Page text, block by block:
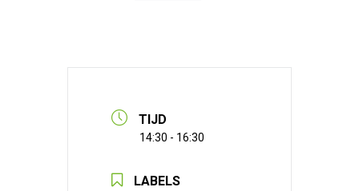
TIJD
14:30 - 16:30
LABELS